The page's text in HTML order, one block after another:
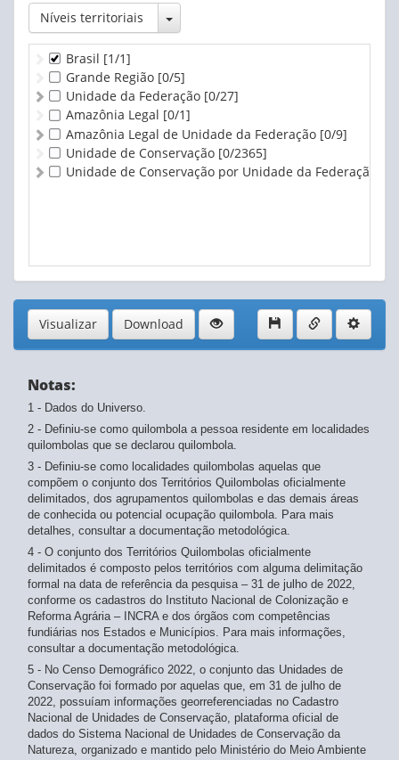
Níveis territoriais Toggle Dropdown
Brasil [1/1]
Grande Região [0/5]
Unidade da Federação [0/27]
Amazônia Legal [0/1]
Amazônia Legal de Unidade da Federação [0/9]
Unidade de Conservação [0/2365]
Unidade de Conservação por Unidade da Federação
Visualizar Download
Notas:
1 - Dados do Universo.
2 - Definiu-se como quilombola a pessoa residente em localidades
quilombolas que se declarou quilombola.
3 - Definiu-se como localidades quilombolas aquelas que
compõem o conjunto dos Territórios Quilombolas oficialmente
delimitados, dos agrupamentos quilombolas e das demais áreas
de conhecida ou potencial ocupação quilombola. Para mais
detalhes, consultar a documentação metodológica.
4 - O conjunto dos Territórios Quilombolas oficialmente
delimitados é composto pelos territórios com alguma delimitação
formal na data de referência da pesquisa – 31 de julho de 2022,
conforme os cadastros do Instituto Nacional de Colonização e
Reforma Agrária – INCRA e dos órgãos com competências
fundiárias nos Estados e Municípios. Para mais informações,
consultar a documentação metodológica.
5 - No Censo Demográfico 2022, o conjunto das Unidades de
Conservação foi formado por aquelas que, em 31 de julho de
2022, possuíam informações georreferenciadas no Cadastro
Nacional de Unidades de Conservação, plataforma oficial de
dados do Sistema Nacional de Unidades de Conservação da
Natureza, organizado e mantido pelo Ministério do Meio Ambiente